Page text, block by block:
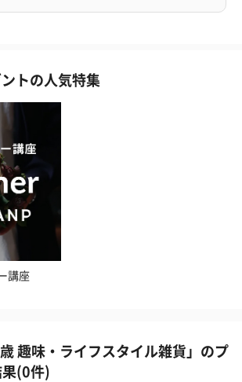
トの人気特集
講座
趣味・ライフスタイル雑貨」のプ
(0件)